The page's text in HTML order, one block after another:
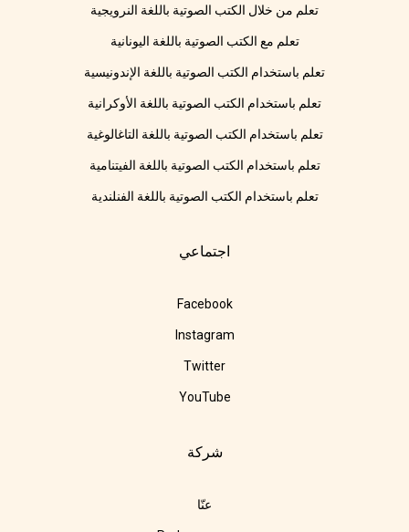
تعلم من خلال الكتب الصوتية باللغة النرويجية
تعلم مع الكتب الصوتية باللغة اليونانية
تعلم باستخدام الكتب الصوتية باللغة الإندونيسية
تعلم باستخدام الكتب الصوتية باللغة الأوكرانية
تعلم باستخدام الكتب الصوتية باللغة التاغالوغية
تعلم باستخدام الكتب الصوتية باللغة الفيتنامية
تعلم باستخدام الكتب الصوتية باللغة الفنلندية
اجتماعي
Facebook
Instagram
Twitter
YouTube
شركة
عنّا